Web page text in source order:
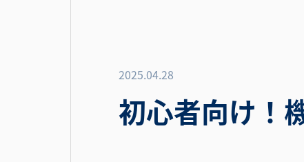
2025.04.28
初心者向け！